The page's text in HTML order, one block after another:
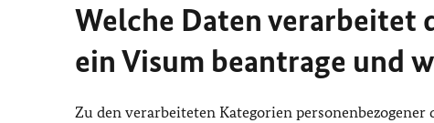
Welche Daten verarbeitet
ein Visum beantrage und
Zu den verarbeiteten Kategorien